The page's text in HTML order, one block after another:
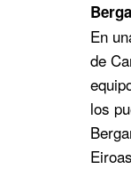
En
de
los